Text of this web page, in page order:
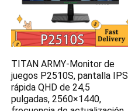
TITAN ARMY-Monitor de
juegos P2510S, pantalla IPS
rápida QHD de 24,5
pulgadas, 2560×1440,